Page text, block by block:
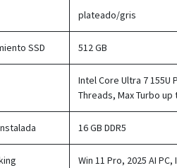
plateado/gris
SSD 512 GB
Intel Core Ultra 7 155U
Threads, Max Turbo up
16 GB DDR5
Win 11 Pro, 2025 AI PC,